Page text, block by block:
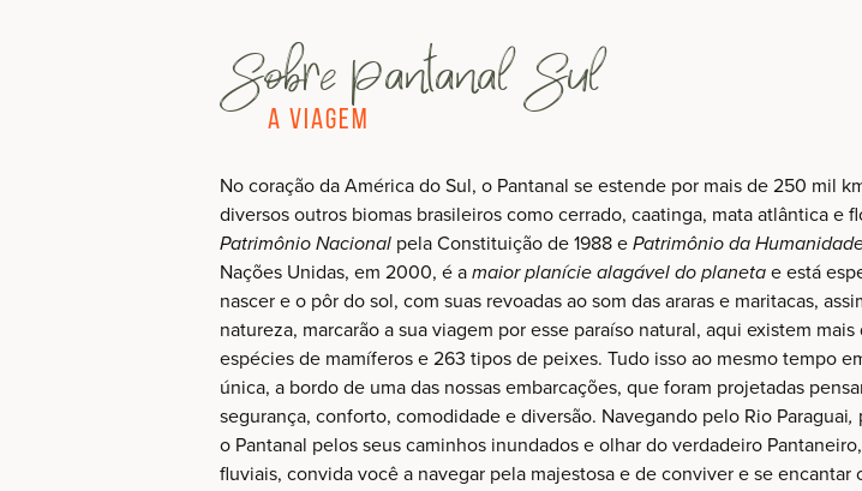
Sobre Pantanal Sul
A Viagem
No coração da América do Sul, o Pantanal se estende por mais de 250 mil
diversos outros biomas brasileiros como cerrado, caatinga, mata atlântica e
Patrimônio Nacional pela Constituição de 1988 ePatrimônio da
Nações Unidas, em 2000, é amaior planície alagável do planetae está
nascer e o pôr do sol, com suas revoadas ao som das araras e maritacas,
natureza, marcarão a sua viagem por esse paraíso natural, aqui existem
espécies de mamíferos e 263 tipos de peixes. Tudo isso ao mesmo tempo
única, a bordo de uma das nossas embarcações, que foram projetadas
segurança, conforto, comodidade e diversão. Navegando pelo Rio Paraguai,
o Pantanal pelos seus caminhos inundados e olhar do verdadeiro
fluviais, convida você a navegar pela majestosa e de conviver e se